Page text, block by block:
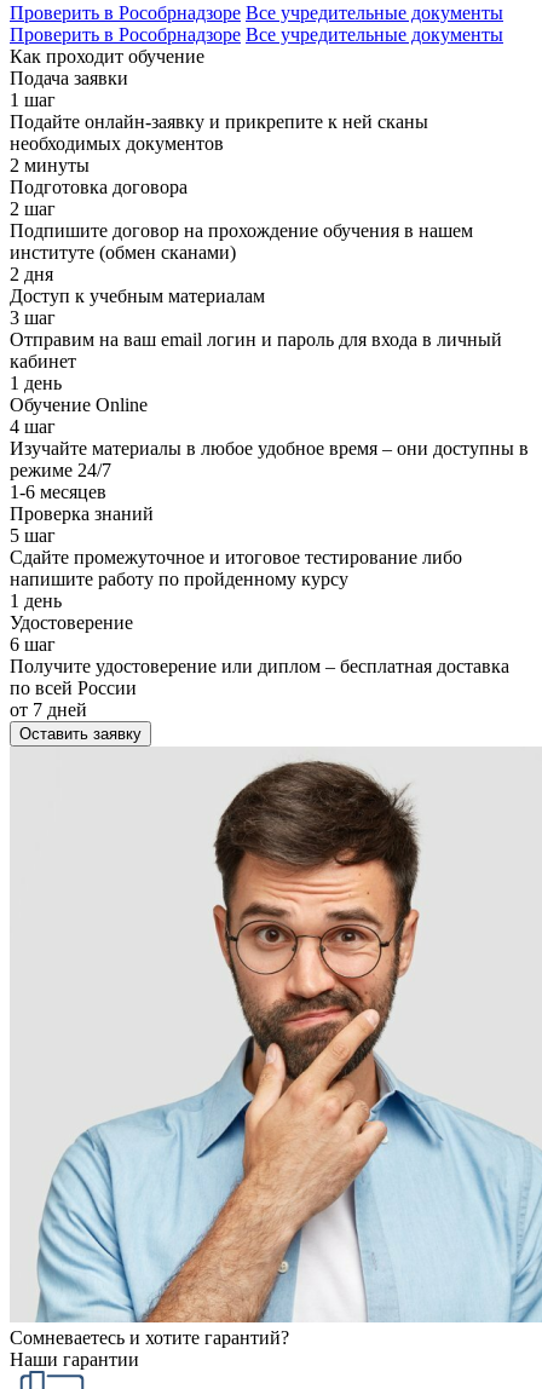
Проверить в Рособрнадзоре Все учредительные документы
Проверить в Рособрнадзоре Все учредительные документы
Как проходит обучение
Подача заявки
1 шаг
Подайте онлайн-заявку и прикрепите к ней сканы
необходимых документов
2 минуты
Подготовка договора
2 шаг
Подпишите договор на прохождение обучения в нашем
институте (обмен сканами)
2 дня
Доступ к учебным материалам
3 шаг
Отправим на ваш email логин и пароль для входа в личный
кабинет
1 день
Обучение Online
4 шаг
Изучайте материалы в любое удобное время – они доступны в
режиме 24/7
1-6 месяцев
Проверка знаний
5 шаг
Сдайте промежуточное и итоговое тестирование либо
напишите работу по пройденному курсу
1 день
Удостоверение
6 шаг
Получите удостоверение или диплом – бесплатная доставка
по всей России
от 7 дней
Оставить заявку
Сомневаетесь и хотите гарантий?
Наши гарантии